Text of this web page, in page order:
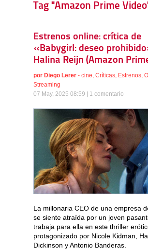
Tag "Amazon Prime
Estrenos online: crítica de
«Babygirl: deseo
Halina Reijn (Amazon
por Diego Lerer - cine, Críticas, Estrenos,
Streaming
07 May, 2025 08:59 | 1 comentario
La millonaria CEO de una empresa
se siente atraída por un joven
trabaja para ella en este thriller
protagonizado por Nicole Kidman,
Dickinson y Antonio Banderas.